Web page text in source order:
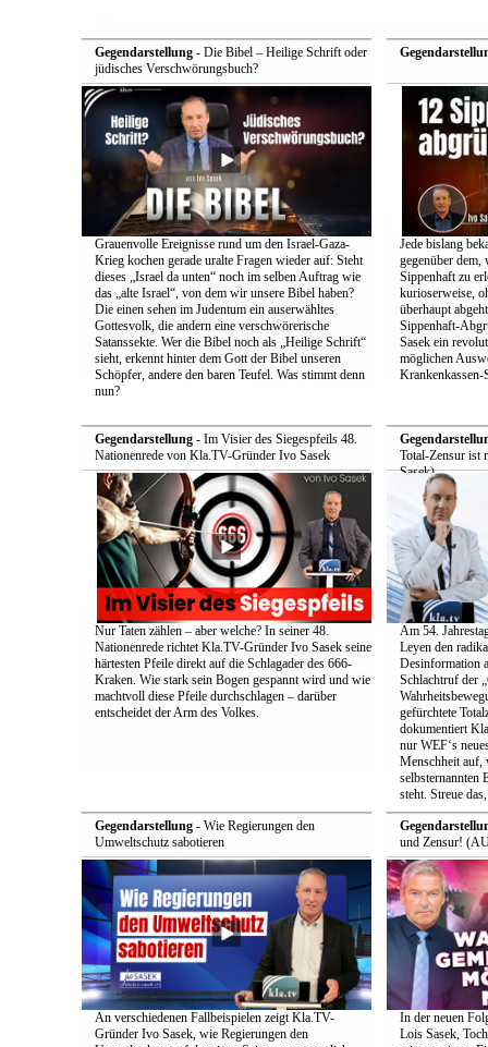
Gegendarstellung- Die Bibel – Heilige Schrift oder
jüdisches Verschwörungsbuch?
Grauenvolle Ereignisse rund um den Israel-Gaza-
Krieg kochen gerade uralte Fragen wieder auf: Steht
dieses „Israel da unten“ noch im selben Auftrag wie
das „alte Israel“, von dem wir unsere Bibel haben?
Die einen sehen im Judentum ein auserwähltes
Gottesvolk, die andern eine verschwörerische
Satanssekte. Wer die Bibel noch als „Heilige Schrift“
sieht, erkennt hinter dem Gott der Bibel unseren
Schöpfer, andere den baren Teufel. Was stimmt denn
nun?
Jede bislang
gegenüber dem,
Sippenhaft zu
kurioserweise,
überhaupt
Sippenhaft-
Sasek ein
möglichen
Krankenkassen-
Gegendarstellung- Im Visier des Siegespfeils 48.
Nationenrede von Kla.TV-Gründer Ivo Sasek
Nur Taten zählen – aber welche? In seiner 48.
Nationenrede richtet Kla.TV-Gründer Ivo Sasek seine
härtesten Pfeile direkt auf die Schlagader des 666-
Kraken. Wie stark sein Bogen gespannt wird und wie
machtvoll diese Pfeile durchschlagen – darüber
entscheidet der Arm des Volkes.
Total-Zensur ist
Sasek)
Am 54.
Leyen den
Desinformation
Schlachtruf der
gefürchtete
dokumentiert
nur WEF‘s
Menschheit auf,
selbsternannten
steht. Streue
Gegendarstellung- Wie Regierungen den
Umweltschutz sabotieren
An verschiedenen Fallbeispielen zeigt Kla.TV-
Gründer Ivo Sasek, wie Regierungen den
und Zensur!
In der neuen
Lois Sasek,